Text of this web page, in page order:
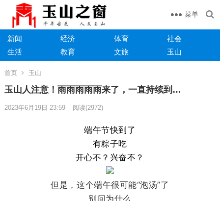
菜单
新闻 经济 体育
社会
生活
教育 文旅 玉山
首页 玉山
玉山人注意！雨雨雨雨雨来了，一直持续到…
2023年6月19日 23:59 阅读(2972)
端午节快到了
有粽子吃
开心不？兴奋不？
但是，这个端午很可能“泡汤”了
别问为什么